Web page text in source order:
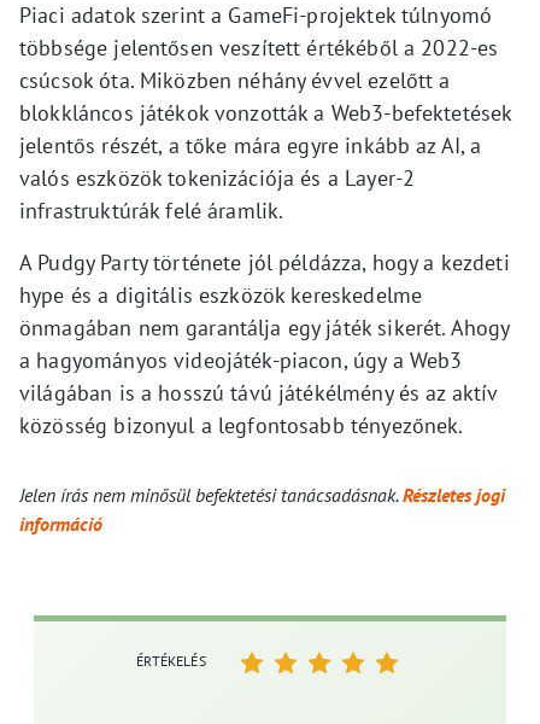
Piaci adatok szerint a GameFi-projektek túlnyomó
többsége jelentősen veszített értékéből a 2022-es
csúcsok óta. Miközben néhány évvel ezelőtt a
blokkláncos játékok vonzották a Web3-befektetések
jelentős részét, a tőke mára egyre inkább az AI, a
valós eszközök tokenizációja és a Layer-2
infrastruktúrák felé áramlik.
A Pudgy Party története jól példázza, hogy a kezdeti
hype és a digitális eszközök kereskedelme
önmagában nem garantálja egy játék sikerét. Ahogy
a hagyományos videojáték-piacon, úgy a Web3
világában is a hosszú távú játékélmény és az aktív
közösség bizonyul a legfontosabb tényezőnek.
Jelen írás nem minősül befektetési tanácsadásnak.Részletes jogi
információ
ÉRTÉKELÉS